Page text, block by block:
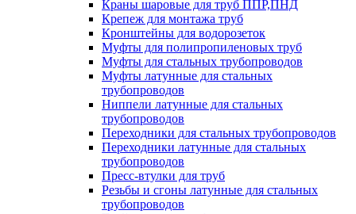
Краны шаровые для труб ППР,ПНД
Крепеж для монтажа труб
Кронштейны для водорозеток
Муфты для полипропиленовых труб
Муфты для стальных трубопроводов
Муфты латунные для стальных
трубопроводов
Ниппели латунные для стальных
трубопроводов
Переходники для стальных трубопроводов
Переходники латунные для стальных
трубопроводов
Пресс-втулки для труб
Резьбы и сгоны латунные для стальных
трубопроводов